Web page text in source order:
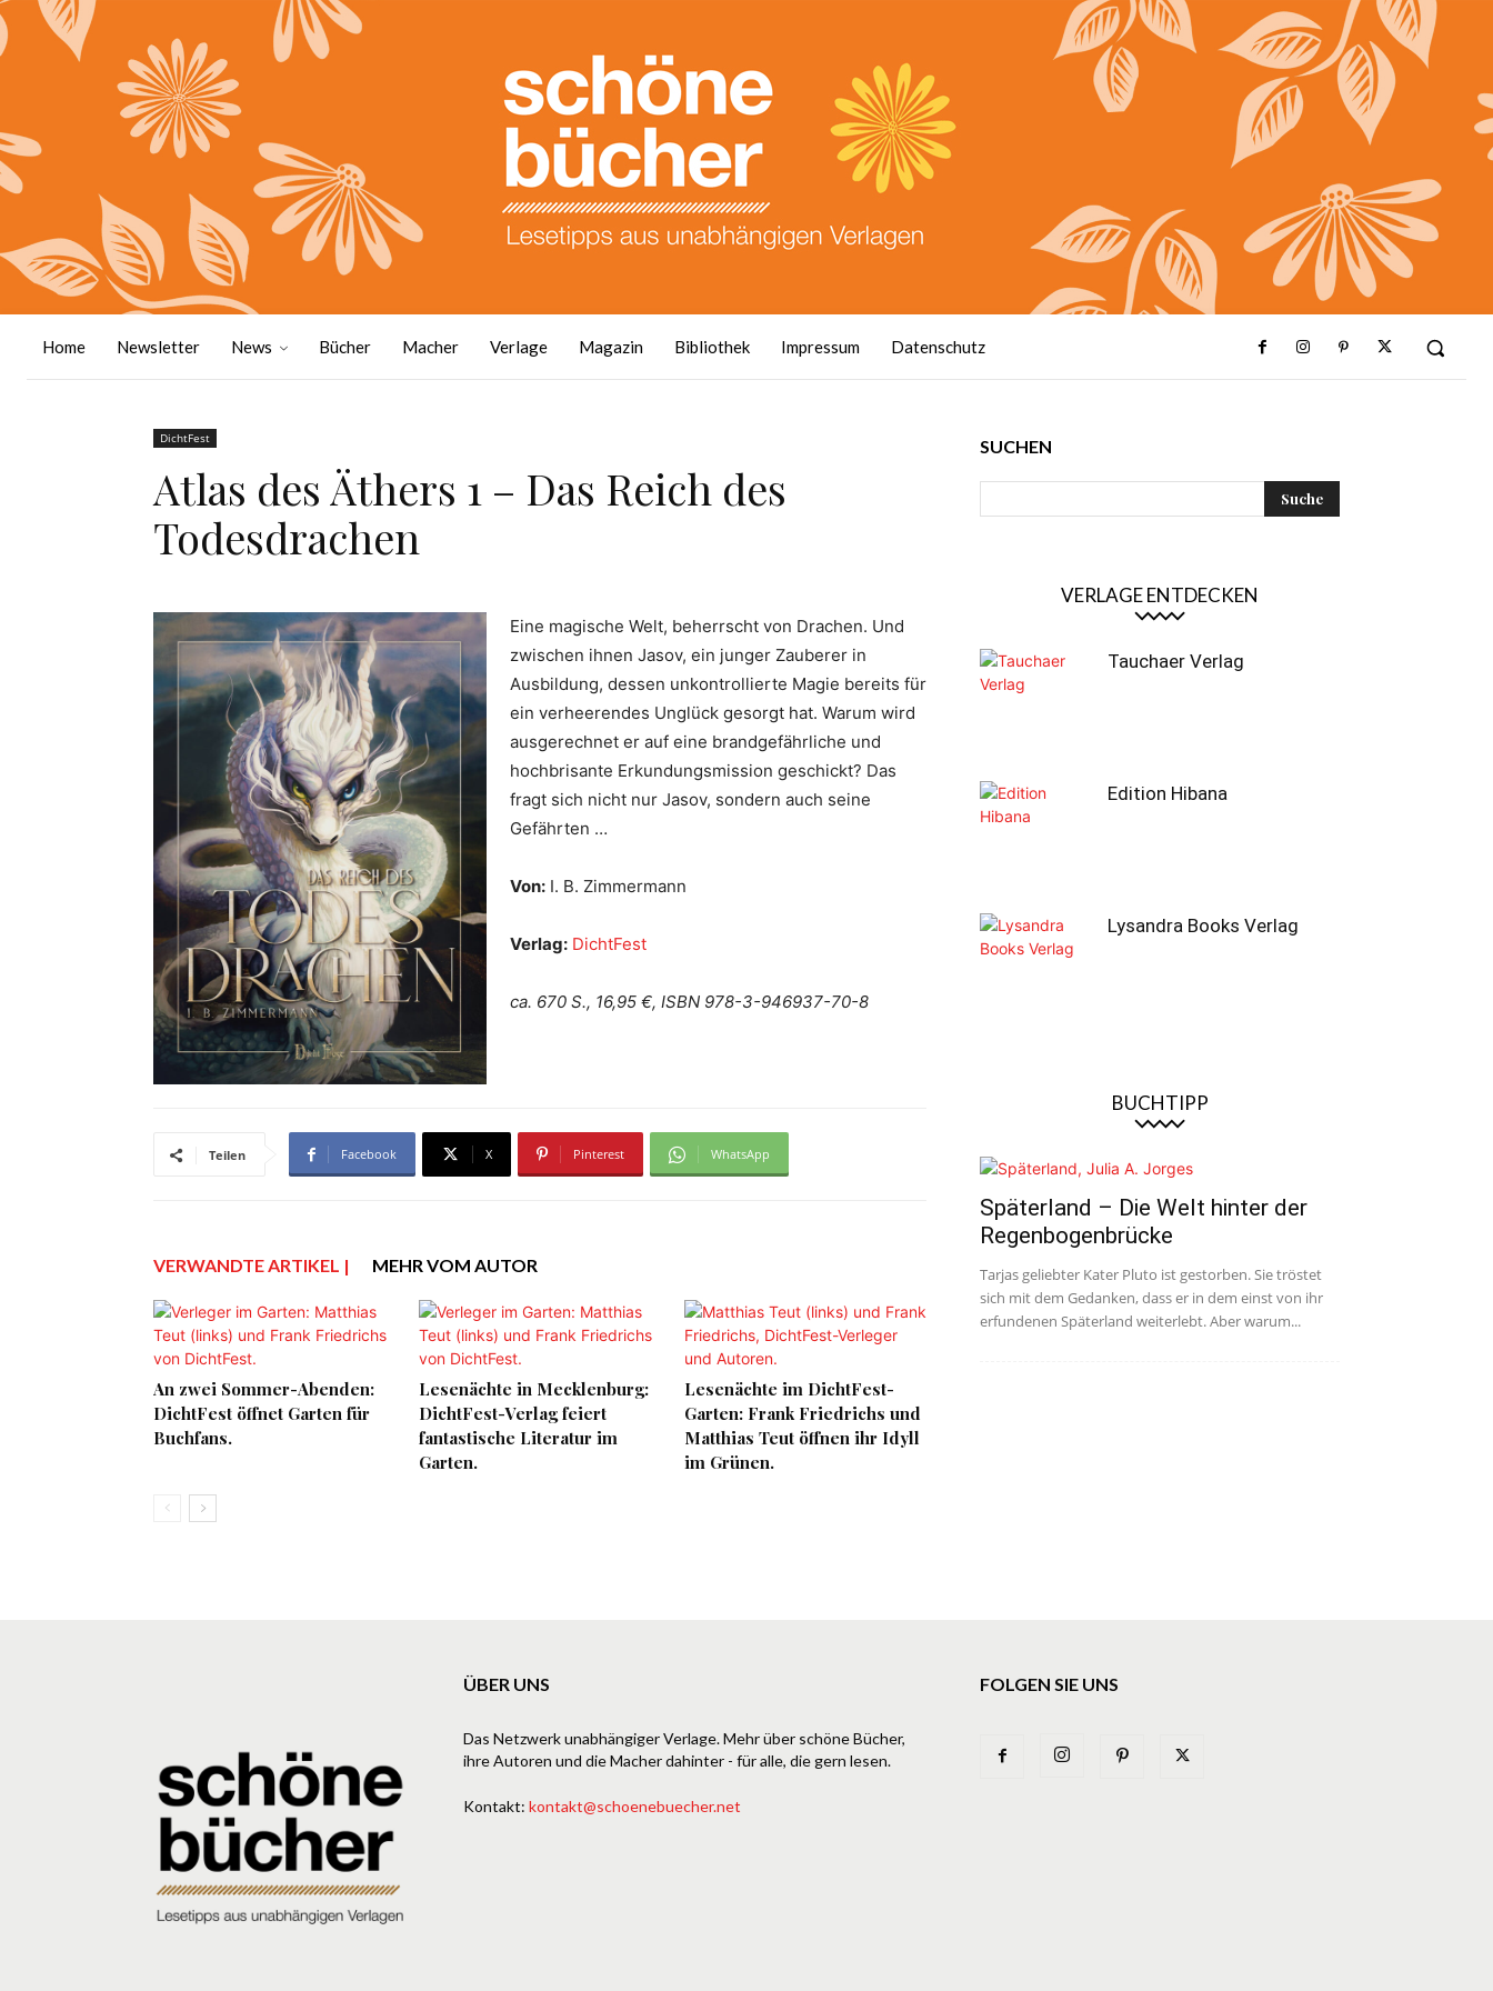
Home Newsletter News Bücher Macher Verlage Magazin Bibliothek Impressum Datenschutz
DichtFest
Atlas des Äthers 1 – Das Reich des
Todesdrachen
Eine magische Welt, beherrscht von Drachen. Und
zwischen ihnen Jasov, ein junger Zauberer in
Ausbildung, dessen unkontrollierte Magie bereits für
ein verheerendes Unglück gesorgt hat. Warum wird
ausgerechnet er auf eine brandgefährliche und
hochbrisante Erkundungsmission geschickt? Das
fragt sich nicht nur Jasov, sondern auch seine
Gefährten …
Von: I. B. Zimmermann
Verlag: DichtFest
ca. 670 S., 16,95 €, ISBN 978-3-946937-70-8
Teilen Facebook X Pinterest WhatsApp
VERWANDTE ARTIKEL | MEHR VOM AUTOR
An zwei Sommer-Abenden:
DichtFest öffnet Garten für
Buchfans.
Lesenächte in Mecklenburg:
DichtFest-Verlag feiert
fantastische Literatur im
Garten.
Lesenächte im DichtFest-
Garten: Frank Friedrichs und
Matthias Teut öffnen ihr Idyll
im Grünen.
SUCHEN
VERLAGE ENTDECKEN
Tauchaer Verlag
Edition Hibana
Lysandra Books Verlag
BUCHTIPP
Späterland – Die Welt hinter der
Regenbogenbrücke
Tarjas geliebter Kater Pluto ist gestorben. Sie tröstet
sich mit dem Gedanken, dass er in dem einst von ihr
erfundenen Späterland weiterlebt. Aber warum...
ÜBER UNS
Das Netzwerk unabhängiger Verlage. Mehr über schöne Bücher,
ihre Autoren und die Macher dahinter - für alle, die gern lesen.
Kontakt: kontakt@schoenebuecher.net
FOLGEN SIE UNS